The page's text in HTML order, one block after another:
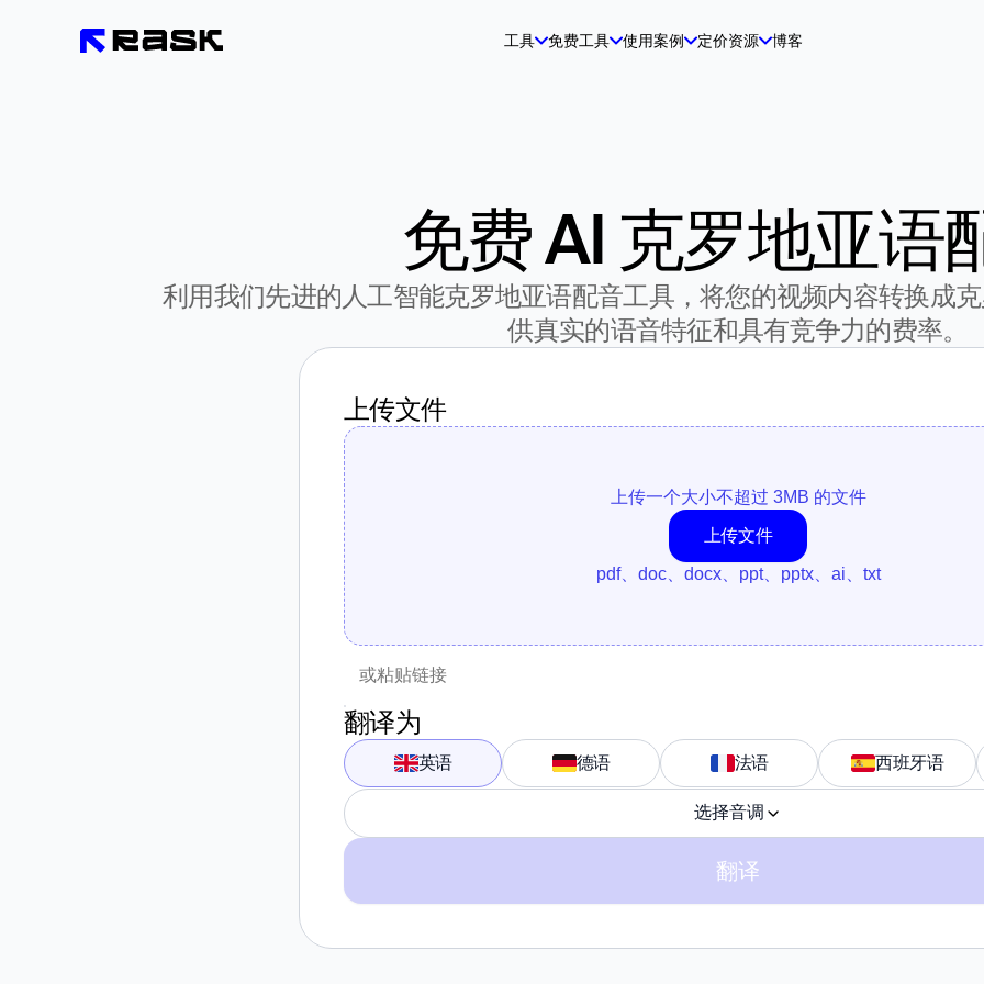
工具 免费工具 使用案例 定价资源 博客
免费 AI 克罗地亚语
利用我们先进的人工智能克罗地亚语配音工具，将您的视频内容转换成
供真实的语音特征和具有竞争力的费率。
上传文件
上传一个大小不超过 3MB 的文件
上传文件
pdf、doc、docx、ppt、pptx、ai、txt
翻译为
英语 德语 法语 西班牙语
选择音调
翻译